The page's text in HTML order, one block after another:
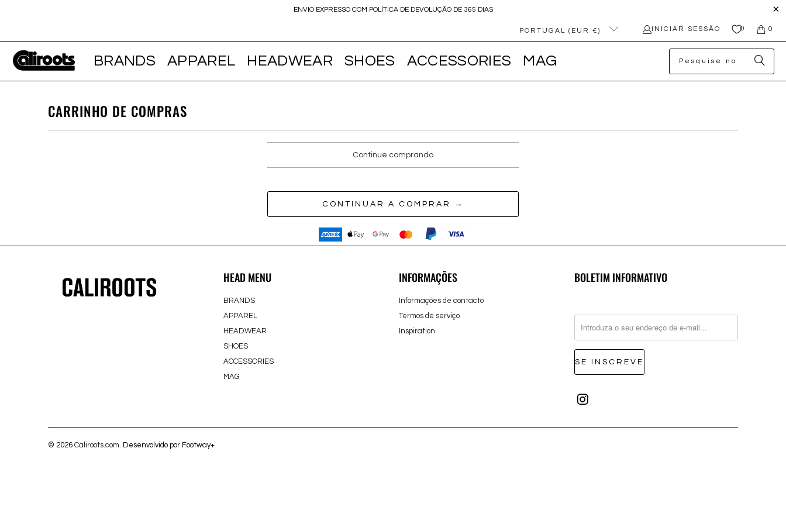
ENVIO EXPRESSO COM POLÍTICA DE DEVOLUÇÃO DE 365 DIAS
PORTUGAL (EUR €) INICIAR SESSÃO 0 0
BRANDS APPAREL HEADWEAR SHOES ACCESSORIES MAG
CARRINHO DE COMPRAS
Continue comprando
CONTINUAR A COMPRAR →
HEAD MENU
BRANDS
APPAREL
HEADWEAR
SHOES
ACCESSORIES
MAG
INFORMAÇÕES
Informações de contacto
Termos de serviço
Inspiration
BOLETIM INFORMATIVO
© 2026 Caliroots.com . Desenvolvido por Footway+